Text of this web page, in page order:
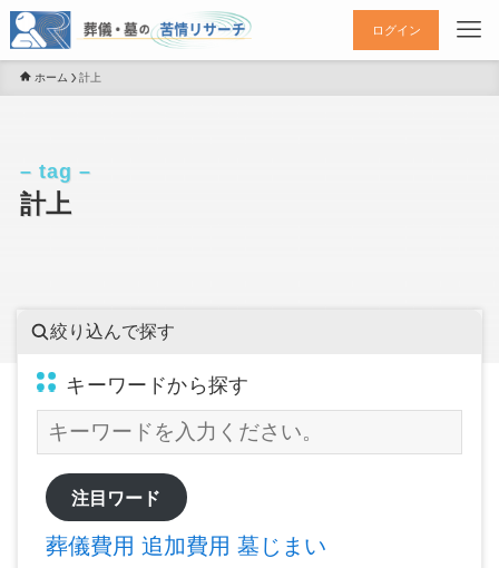
ログイン
ホーム 計上
計上
– tag –
絞り込んで探す
キーワードから探す
注目ワード
葬儀費用 追加費用 墓じまい